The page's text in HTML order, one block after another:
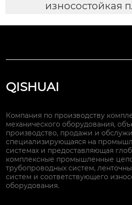
износостойкая
QISHUAI
Компания по производству
механического оборудования,
производство, продажи и
специализирующаяся на
системах и предоставляющая
комплексные промышленные
трубопроводных систем,
систем и соответствующего
оборудования.